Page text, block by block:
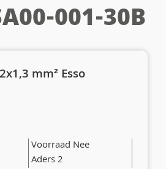
001-30B
mm² Esso
Voorraad Nee
Aders 2